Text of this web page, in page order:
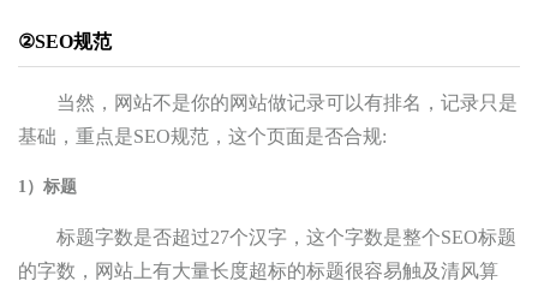
②SEO规范
当然，网站不是你的网站做记录可以有排名，记录只是
基础，重点是SEO规范，这个页面是否合规:
1）标题
标题字数是否超过27个汉字，这个字数是整个SEO标题
的字数，网站上有大量长度超标的标题很容易触及清风算